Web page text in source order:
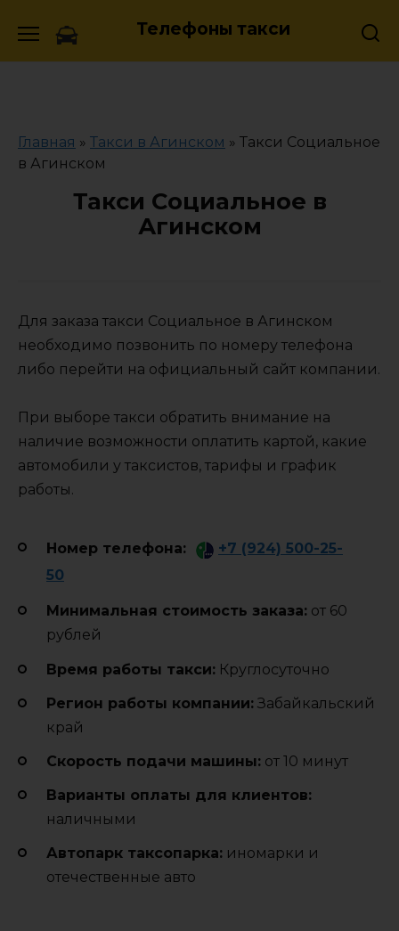
Телефоны такси
Главная » Такси в Агинском » Такси Социальное
в Агинском
Такси Социальное в
Агинском
Для заказа такси Социальное в Агинском
необходимо позвонить по номеру телефона
либо перейти на официальный сайт компании.
При выборе такси обратить внимание на
наличие возможности оплатить картой, какие
автомобили у таксистов, тарифы и график
работы.
Номер телефона:
+7 (924) 500-25-
50
Минимальная стоимость заказа: от 60
рублей
Время работы такси: Круглосуточно
Регион работы компании: Забайкальский
край
Cкорость подачи машины: от 10 минут
Варианты оплаты для клиентов:
наличными
Автопарк таксопарка: иномарки и
отечественные авто